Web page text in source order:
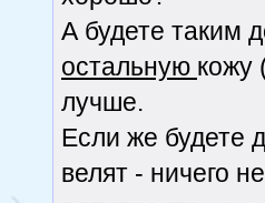
А будете таким
остальную кожу
лучше.
Если же будете
велят - ничего